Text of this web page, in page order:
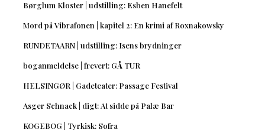
Børglum Kloster | udstilling: Esben Hanefelt
Mord på Vibrafonen | kapitel 2: En krimi af Roxnakowsky
RUNDETAARN | udstilling: Isens brydninger
boganmeldelse | frevert: GÅ TUR
HELSINGØR | Gadeteater: Passage Festival
Asger Schnack | digt: At sidde på Palæ Bar
KOGEBOG | Tyrkisk: Sofra